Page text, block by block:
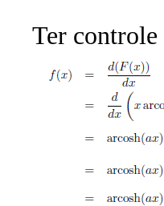
Ter controle